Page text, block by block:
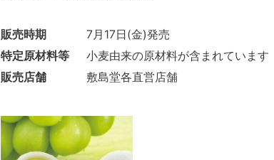
販売時期
7月17日(金)発売
特定原材料等
小麦由来の原材料が含まれています
販売店舗
敷島堂各直営店舗